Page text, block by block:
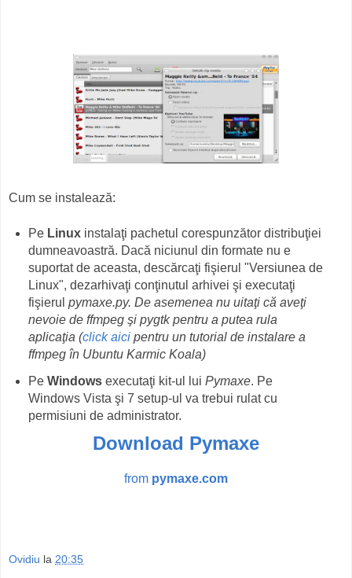
Cum se instalează:
Pe Linuxinstalaţi pachetul corespunzător distribuţiei
dumneavoastră. Dacă niciunul din formate nu e
suportat de aceasta, descărcaţi fişierul "Versiunea de
Linux", dezarhivaţi conţinutul arhivei şi executaţi
fişierul pymaxe.py. De asemenea nu uitaţi că aveţi
nevoie de ffmpeg şi pygtkpentru a putea rula
aplicaţia (click aicipentru un tutorial de instalare a
ffmpeg în Ubuntu Karmic Koala)
Pe Windowsexecutaţi kit-ul lui Pymaxe. Pe
Windows Vista şi 7 setup-ul va trebui rulat cu
permisiuni de administrator.
Download Pymaxe
from pymaxe.com
Ovidiu la 20:35